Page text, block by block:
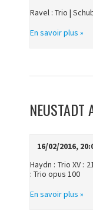
Ravel : Trio |
En savoir plus »
NEUSTADT
16/02/2016,
Haydn : Trio XV :
: Trio opus 100
En savoir plus »